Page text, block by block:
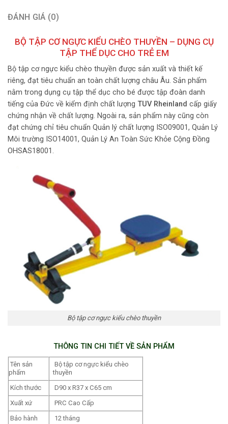
ĐÁNH GIÁ (0)
BỘ TẬP CƠ NGỰC KIỂU CHÈO THUYỀN – DỤNG CỤ
TẬP THỂ DỤC CHO TRẺ EM
Bộ tập cơ ngực kiểu chèo thuyền được sản xuất và thiết kế
riêng, đạt tiêu chuẩn an toàn chất lượng châu Âu. Sản phẩm
nằm trong dụng cụ tập thể dục cho bé được tập đoàn danh
tiếng của Đức về kiểm định chất lượng TUV Rheinland cấp giấy
chứng nhận về chất lượng. Ngoài ra, sản phẩm này cũng còn
đạt chứng chỉ tiêu chuẩn Quản lý chất lượng ISO09001, Quản Lý
Môi trường ISO14001, Quản Lý An Toàn Sức Khỏe Cộng Đồng
OHSAS18001.
Bộ tập cơ ngực kiểu chèo thuyền
THÔNG TIN CHI TIẾT VỀ SẢN PHẨM
Tên sản
phấm
Bộ tập cơ ngực kiểu chèo
thuyền
Kích thước
D90 x R37 x C65 cm
Xuất xứ
PRC Cao Cấp
Bảo hành
12 tháng